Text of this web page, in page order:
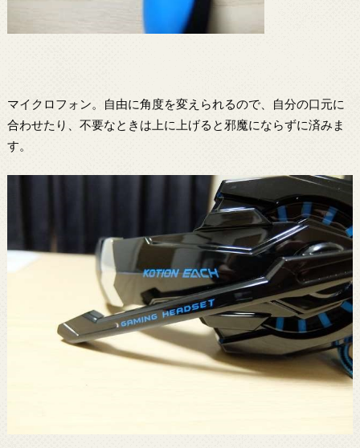
マイクロフォン。自由に角度を変えられるので、自分の口元に
合わせたり、不要なときは上に上げると邪魔にならずに済みま
す。